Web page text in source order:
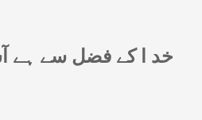
خد ا کے فضل سے ہے